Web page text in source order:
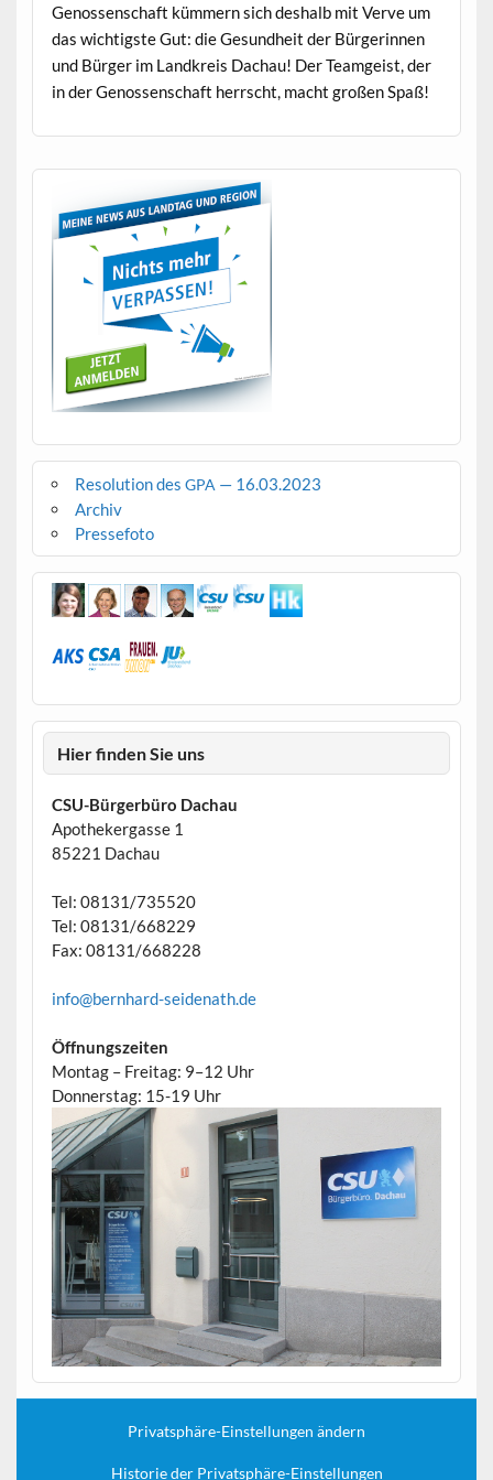
Genossen­schaft küm­mern sich deshalb mit Verve um
das wichtig­ste Gut: die Gesund­heit der Bürg­erin­nen
und Bürg­er im Land­kreis Dachau! Der Teamgeist, der
in der Genossen­schaft herrscht, macht großen Spaß!
Resolution des GPA — 16.03.2023
Archiv
Pressefoto
Hier finden Sie uns
CSU-Bürgerbüro Dachau
Apothekergasse 1
85221 Dachau
Tel: 08131/735520
Tel: 08131/668229
Fax: 08131/668228
info@bernhard-seidenath.de
Öffnungszeiten
Montag – Freitag: 9–12 Uhr
Donnerstag: 15-19 Uhr
Privatsphäre-Einstellungen ändern
Historie der Privatsphäre-Einstellungen